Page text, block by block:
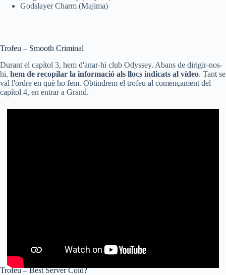
Godslayer Charm (Majima)
Trofeu – Smooth Criminal
Durant el capítol 3, hem d'anar-hi club Odyssey. Abans de dirigir-nos-
hi, hem de recopilar la informació als llocs indicats al vídeo. Tant se
val l'ordre en què ho fem. Obtindrem el trofeu al començament del
capítol 4, en entrar a Grand.
Trofeu – Best Server Cold?